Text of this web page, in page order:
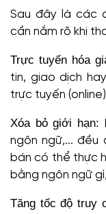
Sau đây là các
cần nắm rõ khi
Trực tuyến hóa
tin, giao dịch
trực tuyến
Xóa bỏ giới hạn:
ngôn ngữ,...
bán có thể thực
bằng ngôn ngữ
Tăng tốc độ truy